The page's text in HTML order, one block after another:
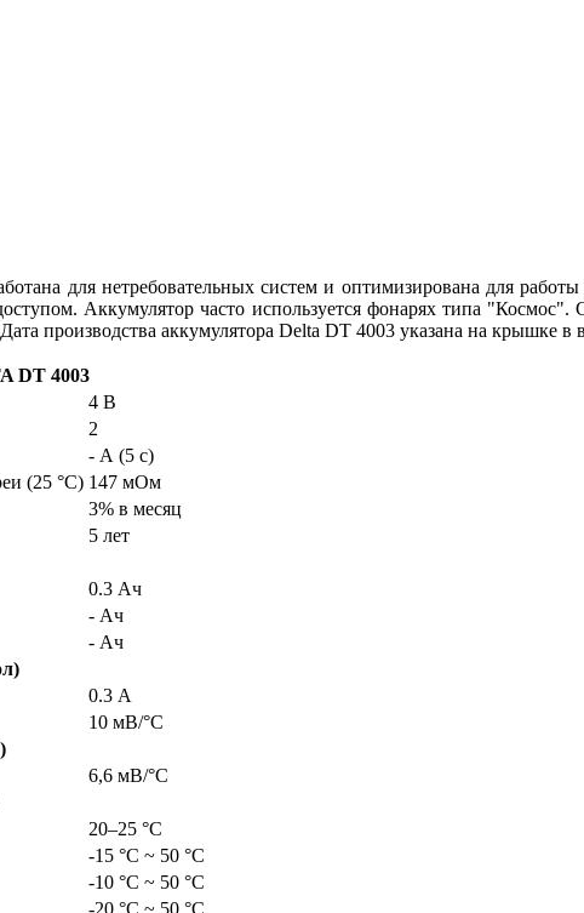
для нетребовательных систем и оптимизирована для
Аккумулятор часто используется фонарях типа
производства аккумулятора Delta DT 4003 указана на крышке в
DT 4003
4 В
2
- А (5 с)
(25 °С) 147 мОм
3% в месяц
5 лет
0.3 Ач
- Ач
- Ач
0.3 А
10 мВ/°С
6,6 мВ/°С
20–25 °С
-15 °С ~ 50 °С
-10 °С ~ 50 °С
-20 °С ~ 50 °С